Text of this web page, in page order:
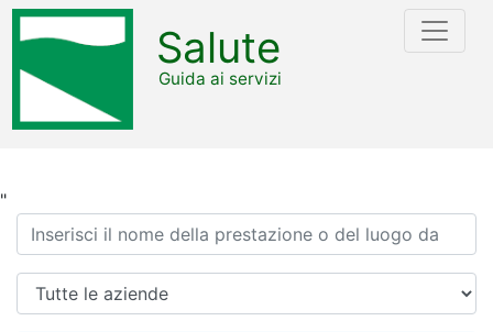
"
Salute
Guida ai servizi
Ricerca
Azienda